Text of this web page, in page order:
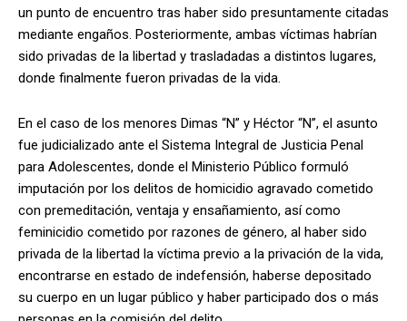
un punto de encuentro tras haber sido presuntamente citadas
mediante engaños. Posteriormente, ambas víctimas habrían
sido privadas de la libertad y trasladadas a distintos lugares,
donde finalmente fueron privadas de la vida.
En el caso de los menores Dimas “N” y Héctor “N”, el asunto
fue judicializado ante el Sistema Integral de Justicia Penal
para Adolescentes, donde el Ministerio Público formuló
imputación por los delitos de homicidio agravado cometido
con premeditación, ventaja y ensañamiento, así como
feminicidio cometido por razones de género, al haber sido
privada de la libertad la víctima previo a la privación de la vida,
encontrarse en estado de indefensión, haberse depositado
su cuerpo en un lugar público y haber participado dos o más